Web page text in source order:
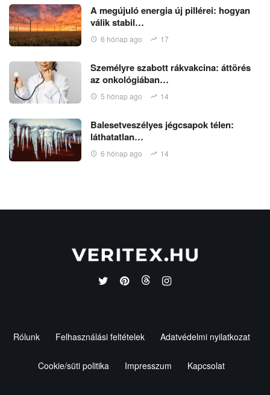
A megújuló energia új pillérei: hogyan
válik stabil…
6 hónap ago 17
Személyre szabott rákvakcina: áttörés
az onkológiában…
5 hónap ago 14
Balesetveszélyes jégcsapok télen:
láthatatlan…
6 hónap ago 14
Rólunk Felhasználási feltételek Adatvédelmi nyilatkozat
Cookie/süti politika Impresszum Kapcsolat